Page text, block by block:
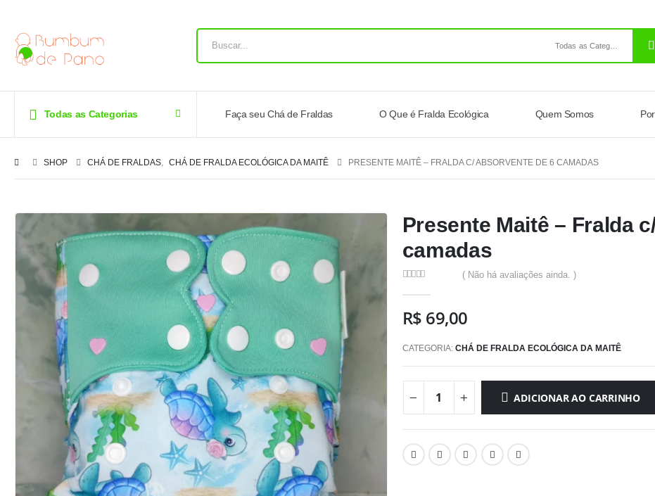
Todas as Categorias
Todas as Categorias Faça seu Chá de Fraldas O Que é Fralda Ecológica Quem Somos
SHOP CHÁ DE FRALDAS, CHÁ DE FRALDA ECOLÓGICA DA MAITÊ PRESENTE MAITÊ – FRALDA C/ ABSORVENTE DE 6 CAMADAS
Presente Maitê – Fralda
camadas
( Não há avaliações ainda. )
R$ 69,00
CATEGORIA: CHÁ DE FRALDA ECOLÓGICA DA MAITÊ
ADICIONAR AO CARRINHO